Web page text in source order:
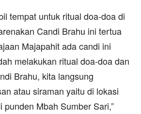
tempat untuk ritual doa-doa di
Candi Brahu ini tertua
Majapahit ada candi ini
melakukan ritual doa-doa dan
Brahu, kita langsung
atau siraman yaitu di lokasi
punden Mbah Sumber Sari,”